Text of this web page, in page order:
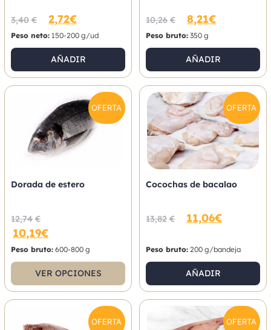
3,40 € 2,72€
Peso neto: 150-200 g/ud
AÑADIR
10,26 € 8,21€
Peso bruto: 350 g
AÑADIR
OFERTA
Dorada de estero
12,74 €
10,19€
Peso bruto: 600-800 g
VER OPCIONES
OFERTA
Cocochas de bacalao
13,82 € 11,06€
Peso bruto: 200 g/bandeja
AÑADIR
OFERTA OFERTA